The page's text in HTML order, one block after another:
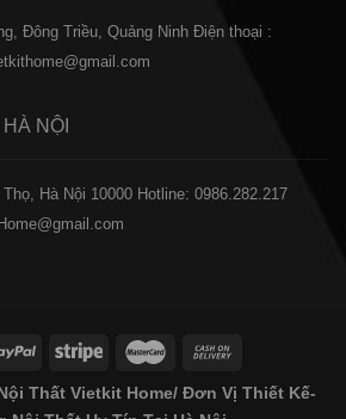
Đông Triều, Quảng Ninh Điện thoại :
HÀ NỘI
Hà Nội 10000 Hotline: 0986.282.217
Thất Vietkit Home/ Đơn Vị Thiết Kế-